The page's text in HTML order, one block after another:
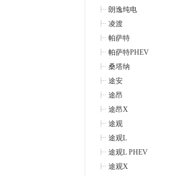
朗逸纯电
凌渡
帕萨特
帕萨特PHEV
桑塔纳
途安
途昂
途昂X
途观
途观L
途观L PHEV
途观X